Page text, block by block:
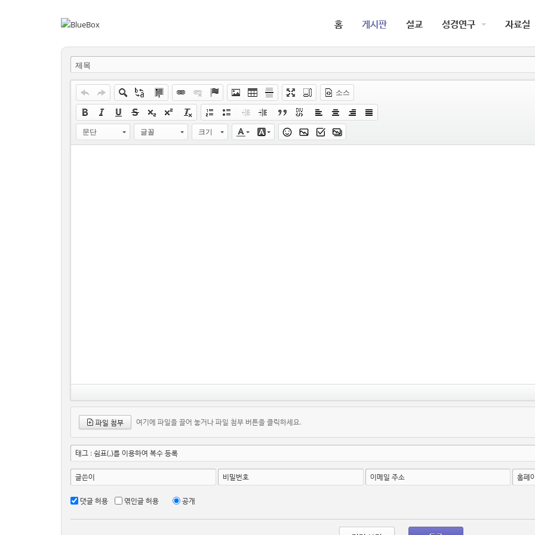
홈 게시판 설교 성경연구 자료실
제목
소스
문단 글꼴 크기
파일 첨부 여기에 파일을 끌어 놓거나 파일 첨부 버튼을 클릭하세요.
태그 : 쉼표(,)를 이용하여 복수 등록
글쓴이 비밀번호 이메일 주소 홈페
댓글 허용 엮인글 허용 공개